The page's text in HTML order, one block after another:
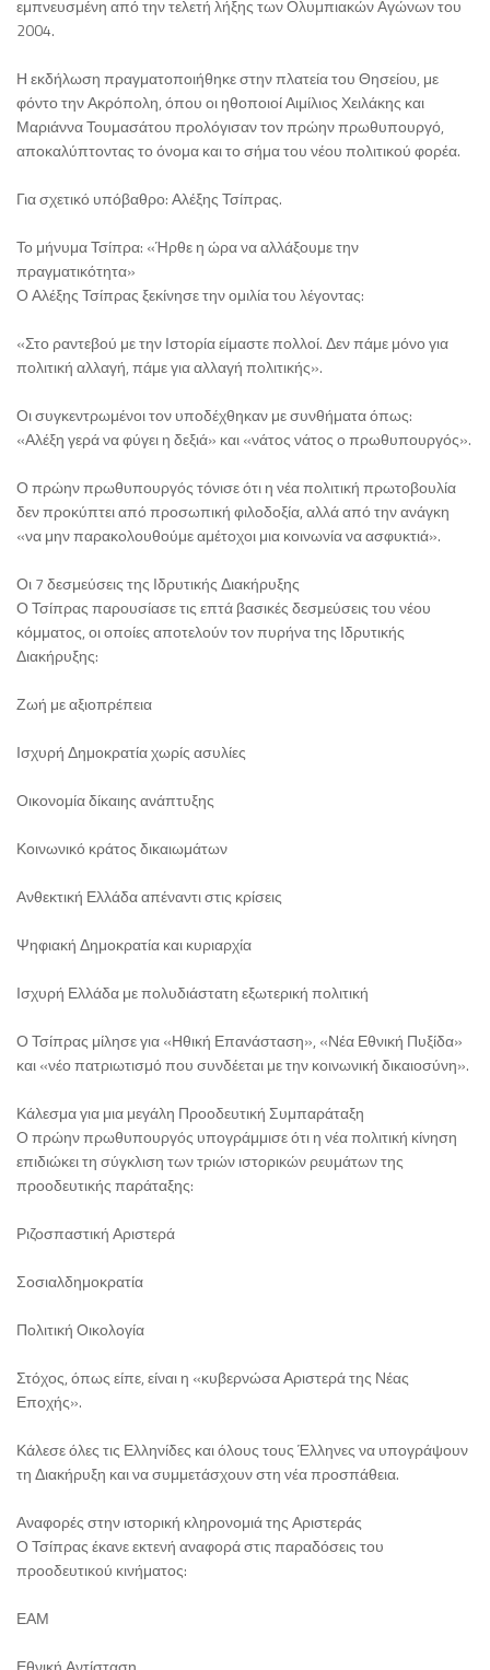
εμπνευσμένη από την τελετή λήξης των Ολυμπιακών Αγώνων του
2004.
Η εκδήλωση πραγματοποιήθηκε στην πλατεία του Θησείου, με
φόντο την Ακρόπολη, όπου οι ηθοποιοί Αιμίλιος Χειλάκης και
Μαριάννα Τουμασάτου προλόγισαν τον πρώην πρωθυπουργό,
αποκαλύπτοντας το όνομα και το σήμα του νέου πολιτικού φορέα.
Για σχετικό υπόβαθρο: Αλέξης Τσίπρας.
Το μήνυμα Τσίπρα: «Ήρθε η ώρα να αλλάξουμε την
πραγματικότητα»
Ο Αλέξης Τσίπρας ξεκίνησε την ομιλία του λέγοντας:
«Στο ραντεβού με την Ιστορία είμαστε πολλοί. Δεν πάμε μόνο για
πολιτική αλλαγή, πάμε για αλλαγή πολιτικής».
Οι συγκεντρωμένοι τον υποδέχθηκαν με συνθήματα όπως:
«Αλέξη γερά να φύγει η δεξιά» και «νάτος νάτος ο πρωθυπουργός».
Ο πρώην πρωθυπουργός τόνισε ότι η νέα πολιτική πρωτοβουλία
δεν προκύπτει από προσωπική φιλοδοξία, αλλά από την ανάγκη
«να μην παρακολουθούμε αμέτοχοι μια κοινωνία να ασφυκτιά».
Οι 7 δεσμεύσεις της Ιδρυτικής Διακήρυξης
Ο Τσίπρας παρουσίασε τις επτά βασικές δεσμεύσεις του νέου
κόμματος, οι οποίες αποτελούν τον πυρήνα της Ιδρυτικής
Διακήρυξης:
Ζωή με αξιοπρέπεια
Ισχυρή Δημοκρατία χωρίς ασυλίες
Οικονομία δίκαιης ανάπτυξης
Κοινωνικό κράτος δικαιωμάτων
Ανθεκτική Ελλάδα απέναντι στις κρίσεις
Ψηφιακή Δημοκρατία και κυριαρχία
Ισχυρή Ελλάδα με πολυδιάστατη εξωτερική πολιτική
Ο Τσίπρας μίλησε για «Ηθική Επανάσταση», «Νέα Εθνική Πυξίδα»
και «νέο πατριωτισμό που συνδέεται με την κοινωνική δικαιοσύνη».
Κάλεσμα για μια μεγάλη Προοδευτική Συμπαράταξη
Ο πρώην πρωθυπουργός υπογράμμισε ότι η νέα πολιτική κίνηση
επιδιώκει τη σύγκλιση των τριών ιστορικών ρευμάτων της
προοδευτικής παράταξης:
Ριζοσπαστική Αριστερά
Σοσιαλδημοκρατία
Πολιτική Οικολογία
Στόχος, όπως είπε, είναι η «κυβερνώσα Αριστερά της Νέας
Εποχής».
Κάλεσε όλες τις Ελληνίδες και όλους τους Έλληνες να υπογράψουν
τη Διακήρυξη και να συμμετάσχουν στη νέα προσπάθεια.
Αναφορές στην ιστορική κληρονομιά της Αριστεράς
Ο Τσίπρας έκανε εκτενή αναφορά στις παραδόσεις του
προοδευτικού κινήματος:
ΕΑΜ